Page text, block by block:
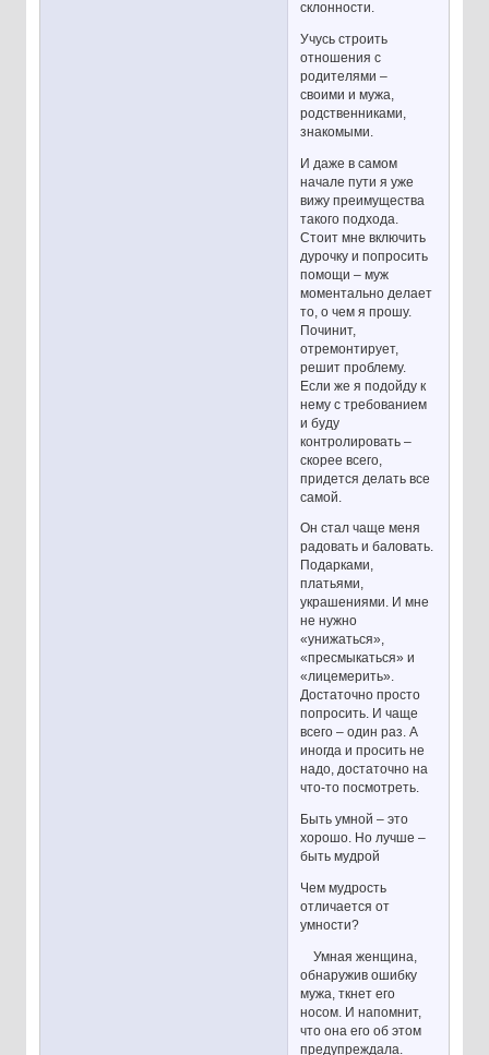
склонности.
Учусь строить
отношения с
родителями –
своими и мужа,
родственниками,
знакомыми.
И даже в самом
начале пути я уже
вижу преимущества
такого подхода.
Стоит мне включить
дурочку и попросить
помощи – муж
моментально делает
то, о чем я прошу.
Починит,
отремонтирует,
решит проблему.
Если же я подойду к
нему с требованием
и буду
контролировать –
скорее всего,
придется делать все
самой.
Он стал чаще меня
радовать и баловать.
Подарками,
платьями,
украшениями. И мне
не нужно
«унижаться»,
«пресмыкаться» и
«лицемерить».
Достаточно просто
попросить. И чаще
всего – один раз. А
иногда и просить не
надо, достаточно на
что-то посмотреть.
Быть умной – это
хорошо. Но лучше –
быть мудрой
Чем мудрость
отличается от
умности?
Умная женщина,
обнаружив ошибку
мужа, ткнет его
носом. И напомнит,
что она его об этом
предупреждала.